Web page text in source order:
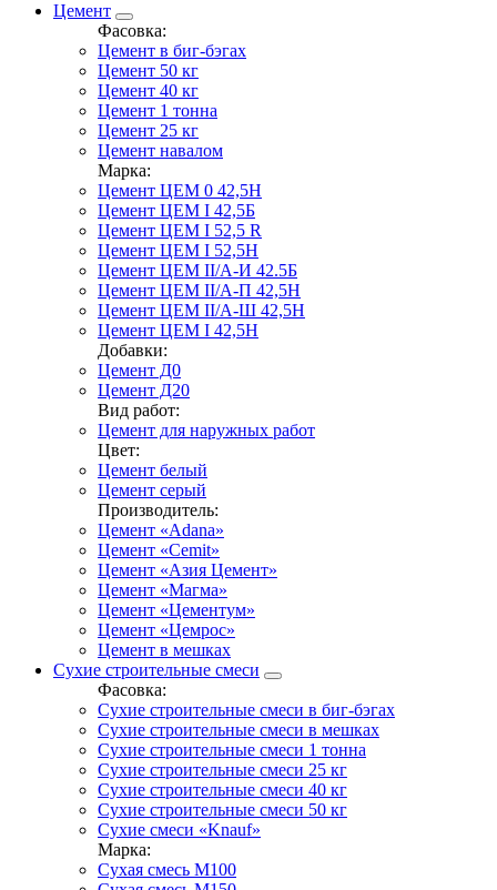
Цемент
Фасовка:
Цемент в биг-бэгах
Цемент 50 кг
Цемент 40 кг
Цемент 1 тонна
Цемент 25 кг
Цемент навалом
Марка:
Цемент ЦЕМ 0 42,5Н
Цемент ЦЕМ I 42,5Б
Цемент ЦЕМ I 52,5 R
Цемент ЦЕМ I 52,5Н
Цемент ЦЕМ II/А-И 42.5Б
Цемент ЦЕМ II/А-П 42,5Н
Цемент ЦЕМ II/А-Ш 42,5Н
Цемент ЦЕМ I 42,5Н
Добавки:
Цемент Д0
Цемент Д20
Вид работ:
Цемент для наружных работ
Цвет:
Цемент белый
Цемент серый
Производитель:
Цемент «Adana»
Цемент «Cemit»
Цемент «Азия Цемент»
Цемент «Магма»
Цемент «Цементум»
Цемент «Цемрос»
Цемент в мешках
Сухие строительные смеси
Фасовка:
Сухие строительные смеси в биг-бэгах
Сухие строительные смеси в мешках
Сухие строительные смеси 1 тонна
Сухие строительные смеси 25 кг
Сухие строительные смеси 40 кг
Сухие строительные смеси 50 кг
Сухие смеси «Knauf»
Марка:
Сухая смесь М100